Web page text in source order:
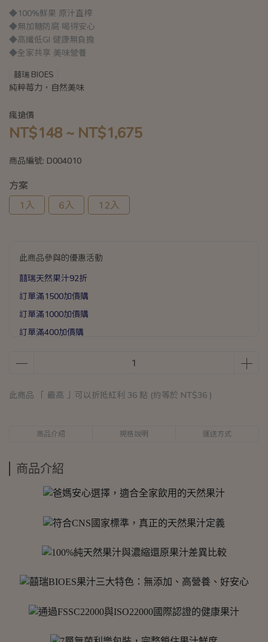
◆100%鮮果 原汁直榨
◆無加糖防腐 喝得安心
◆高纖低GI 健康無負擔
◆全家共享 美味營養
囍瑞 BIOES
純粹莓力，自然美味
瘋搶價
NT$148 ~ NT$1,675
商品編號: D004010
方案
1入
6入 12入
此商品參與的優惠活動
囍瑞天然果汁92折
訂單滿1500加價購
訂單滿1000加價購
訂單滿400加價購
此商品 「 最高 」可以折抵紅利 36 點 (約等於 NT$36 )
商品介紹 規格說明 運送方式
商品介紹